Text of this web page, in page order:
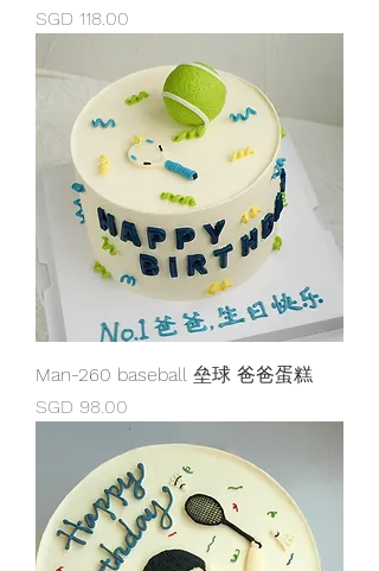
Price
SGD 118.00
Man-260 baseball 垒球 爸爸蛋糕
Price
SGD 98.00